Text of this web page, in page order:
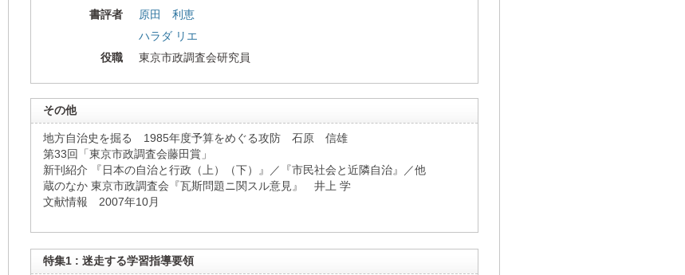
書評者
原田 利恵
ハラダ リエ
役職
東京市政調査会研究員
その他
地方自治史を掘る 1985年度予算をめぐる攻防 石原 信雄
第33回「東京市政調査会藤田賞」
新刊紹介 『日本の自治と行政（上）（下）』／『市民社会と近隣自治』／他
蔵のなか 東京市政調査会『瓦斯問題ニ関スル意見』 井上 学
文献情報 2007年10月
特集1 : 迷走する学習指導要領